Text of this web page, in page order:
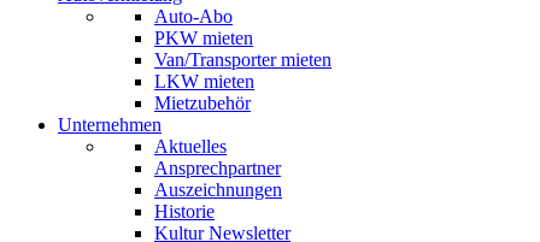
Auto-Abo
PKW mieten
Van/Transporter mieten
LKW mieten
Mietzubehör
Unternehmen
Aktuelles
Ansprechpartner
Auszeichnungen
Historie
Kultur Newsletter